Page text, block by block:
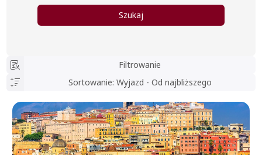
Szukaj
Filtrowanie
Sortowanie: Wyjazd - Od najbliższego